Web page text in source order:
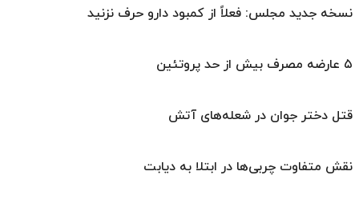
نسخه جدید مجلس: فعلاً از کمبود دارو حرف نزنید
۵ عارضه مصرف بیش از حد پروتئین
قتل دختر جوان در شعله‌های آتش
نقش متفاوت چربی‌ها در ابتلا به دیابت